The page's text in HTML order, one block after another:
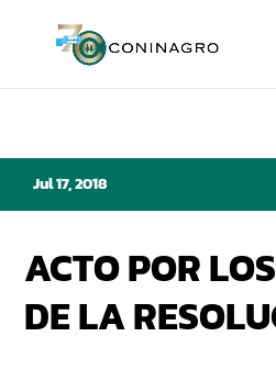
Jul 17, 2018
ACTO POR
DE LA